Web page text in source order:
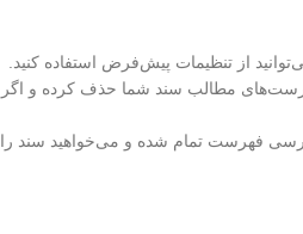
از تنظیمات پیش‌فرض استفاده کنید.
مطالب سند شما حذف کرده و
فهرست تمام شده و می‌خواهید سند را